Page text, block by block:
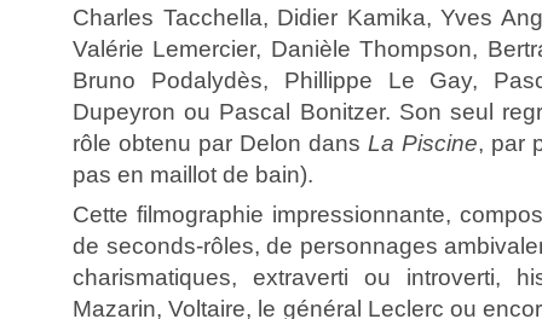
Charles Tacchella, Didier Kamika, Yves
Valérie Lemercier, Danièle Thompson,
Bruno Podalydès, Phillippe Le Gay,
Dupeyron ou Pascal Bonitzer. Son seul
rôle obtenu par Delon dans La Piscine, par
pas en maillot de bain).
Cette filmographie impressionnante,
de seconds-rôles, de personnages
charismatiques, extraverti ou introverti,
Mazarin, Voltaire, le général Leclerc ou